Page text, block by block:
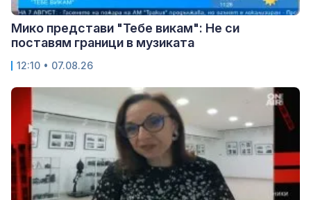
Мико представи "Тебе викам": Не си
поставям граници в музиката
12:10 • 07.08.26